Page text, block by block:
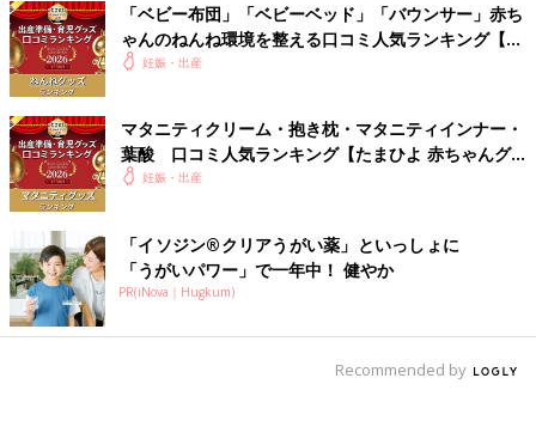
「ベビー布団」「ベビーベッド」「バウンサー」赤ち
ゃんのねんね環境を整える口コミ人気ランキング【た
まひよ 赤ちゃんグッズ大賞2026】
妊娠・出産
マタニティクリーム・抱き枕・マタニティインナー・
葉酸 口コミ人気ランキング【たまひよ 赤ちゃんグ
ッズ大賞2026】
妊娠・出産
「イソジン®クリアうがい薬」といっしょに
「うがいパワー」で一年中！ 健やか
PR(iNova｜Hugkum)
Recommended by